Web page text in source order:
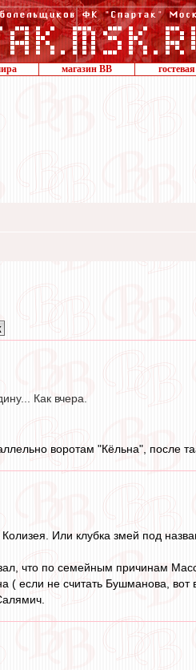
магазин ВВ
Как вчера.
воротам "Кёльна", после
Или клубка змей под
что по семейным причинам
( если не считать Бушманова,